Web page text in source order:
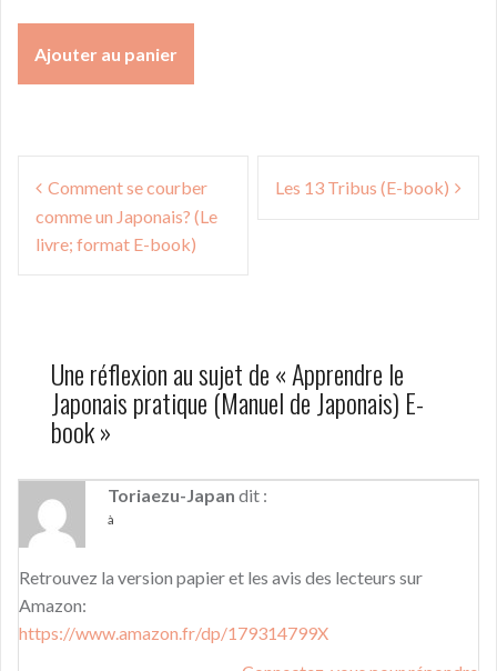
Ajouter au panier
Navigation
de
l’article
Comment se courber
comme un Japonais? (Le
livre; format E-book)
Les 13 Tribus (E-book)
Une réflexion au sujet de «Apprendre le
Japonais pratique (Manuel de Japonais) E-
book»
Toriaezu-Japan dit :
à
Retrouvez la version papier et les avis des lecteurs sur
Amazon:
https://www.amazon.fr/dp/179314799X